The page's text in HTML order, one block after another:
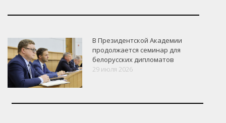
В Президентской Академии
продолжается семинар для
белорусских дипломатов
29 июля 2026